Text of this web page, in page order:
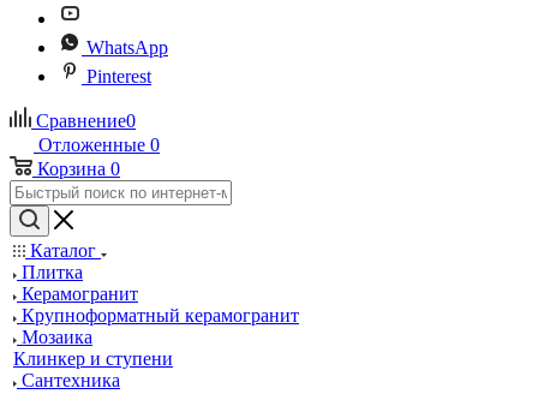
WhatsApp
Pinterest
Сравнение0
Отложенные 0
Корзина 0
Каталог
Плитка
Керамогранит
Крупноформатный керамогранит
Мозаика
Клинкер и ступени
Сантехника